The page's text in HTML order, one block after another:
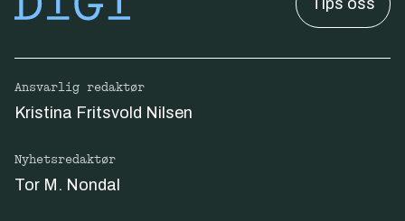
Ansvarlig redaktør
Kristina Fritsvold Nilsen
Nyhetsredaktør
Tor M. Nondal